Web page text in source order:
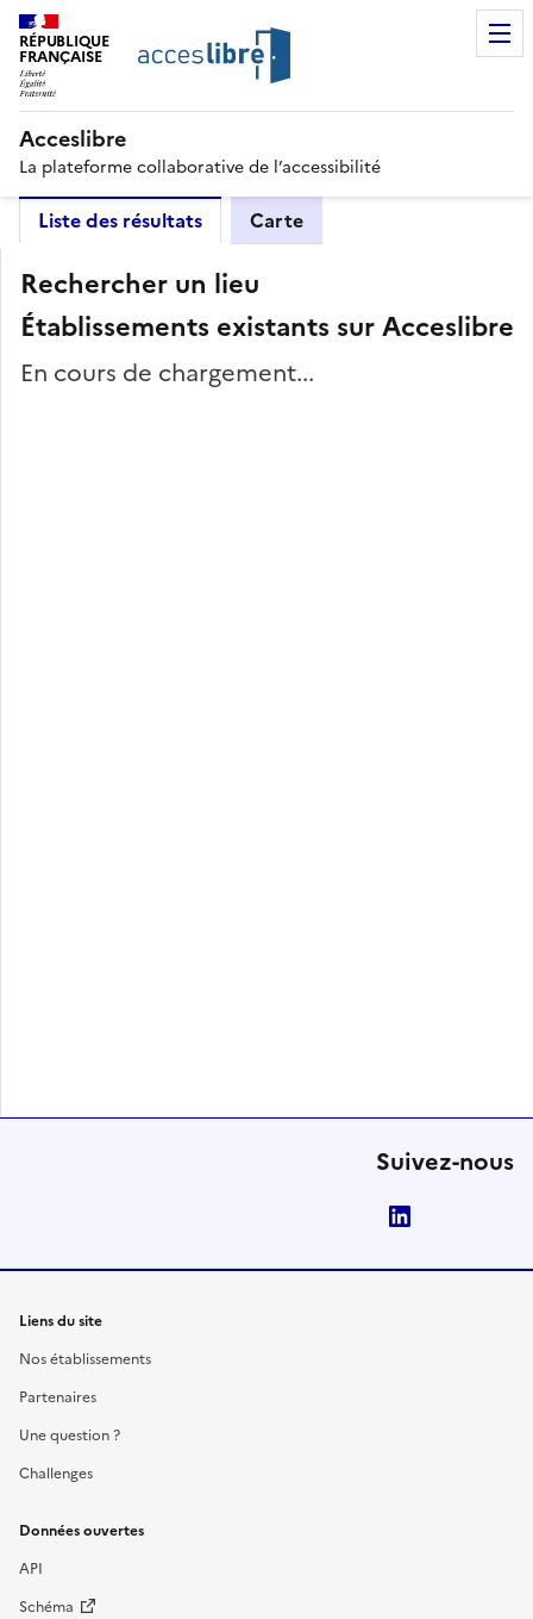
RÉPUBLIQUE
FRANÇAISE
Acceslibre
La plateforme collaborative de l’accessibilité
Liste des résultats Carte
Rechercher un lieu
Établissements existants sur Acceslibre
En cours de chargement...
Suivez-nous
Liens du site
Nos établissements
Partenaires
Une question ?
Challenges
Données ouvertes
API
Schéma